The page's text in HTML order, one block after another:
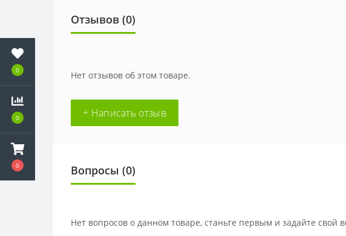
0
0
0
Отзывов (0)
Нет отзывов об этом товаре.
+ Написать отзыв
Вопросы (0)
Нет вопросов о данном товаре, станьте первым и задайте свой